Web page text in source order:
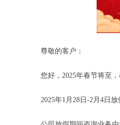
尊敬的客户：
您好，2025年春节将至
2025年1月28日-2月4日